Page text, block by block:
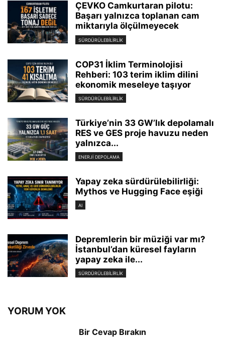
ÇEVKO Camkurtaran pilotu:
Başarı yalnızca toplanan cam
miktarıyla ölçülmeyecek
SÜRDÜRÜLEBILIRLIK
COP31 İklim Terminolojisi
Rehberi: 103 terim iklim dilini
ekonomik meseleye taşıyor
SÜRDÜRÜLEBILIRLIK
Türkiye’nin 33 GW’lık depolamalı
RES ve GES proje havuzu neden
yalnızca...
ENERJI DEPOLAMA
Yapay zeka sürdürülebilirliği:
Mythos ve Hugging Face eşiği
AI
Depremlerin bir müziği var mı?
İstanbul’dan küresel fayların
yapay zeka ile...
SÜRDÜRÜLEBILIRLIK
YORUM YOK
Bir Cevap Bırakın